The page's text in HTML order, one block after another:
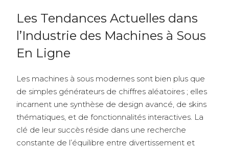
Les Tendances Actuelles dans
l’Industrie des Machines à Sous
En Ligne
Les machines à sous modernes sont bien plus que
de simples générateurs de chiffres aléatoires ; elles
incarnent une synthèse de design avancé, de skins
thématiques, et de fonctionnalités interactives. La
clé de leur succès réside dans une recherche
constante de l’équilibre entre divertissement et